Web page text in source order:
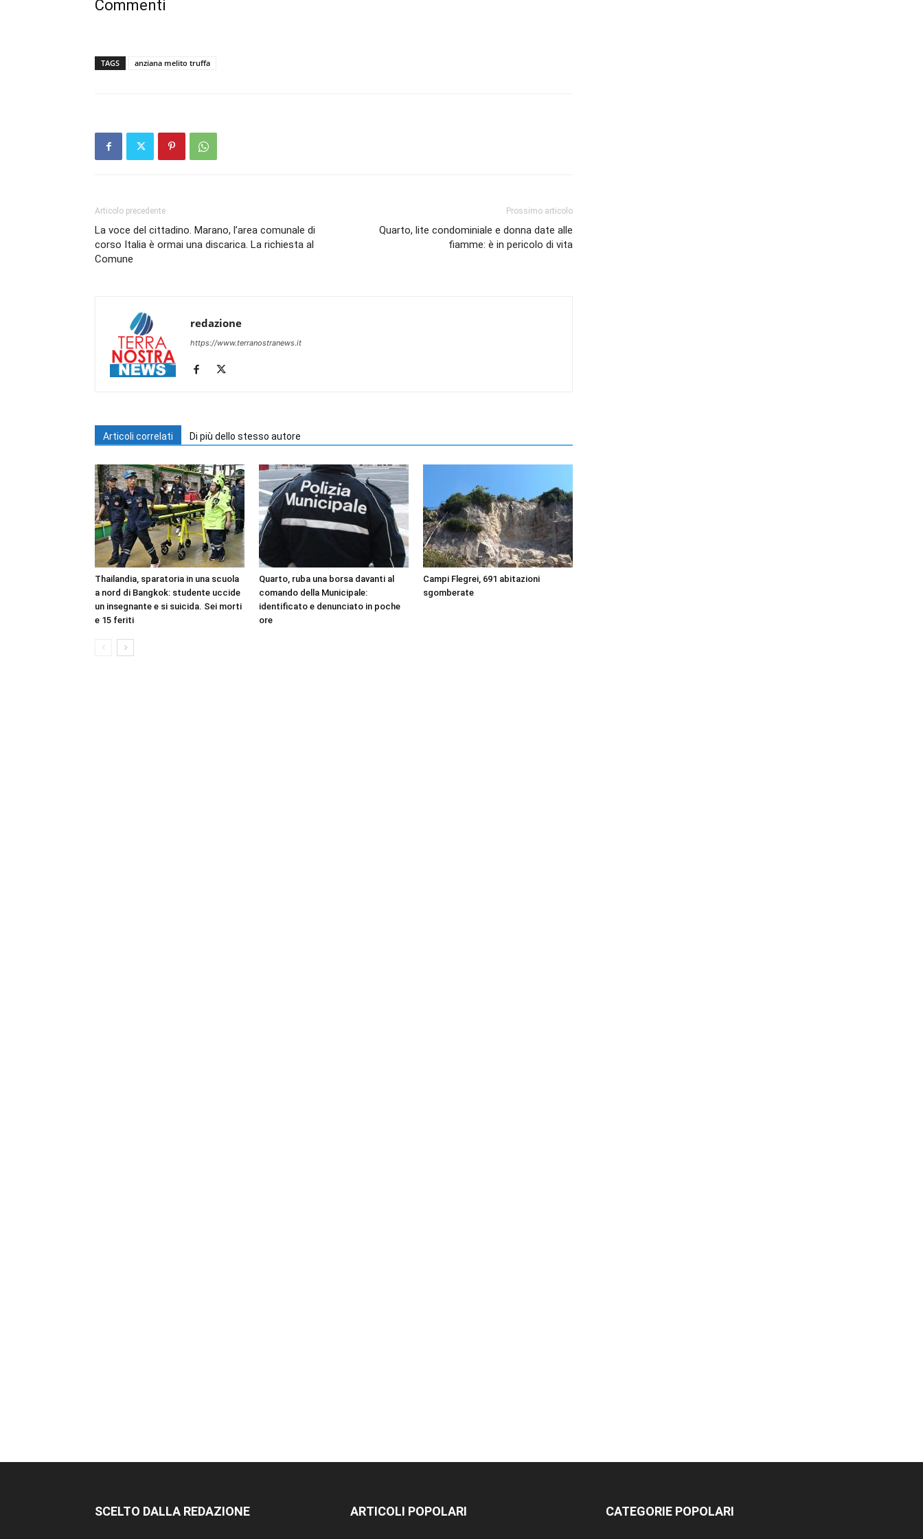
Commenti
TAGS anziana melito truffa
Articolo precedente
La voce del cittadino. Marano, l’area comunale di
corso Italia è ormai una discarica. La richiesta al
Comune
Prossimo articolo
Quarto, lite condominiale e donna date alle
fiamme: è in pericolo di vita
redazione
https://www.terranostranews.it
Articoli correlati Di più dello stesso autore
Thailandia, sparatoria in una scuola
a nord di Bangkok: studente uccide
un insegnante e si suicida. Sei morti
e 15 feriti
Quarto, ruba una borsa davanti al
comando della Municipale:
identificato e denunciato in poche
ore
Campi Flegrei, 691 abitazioni
sgomberate
SCELTO DALLA REDAZIONE ARTICOLI POPOLARI CATEGORIE POPOLARI